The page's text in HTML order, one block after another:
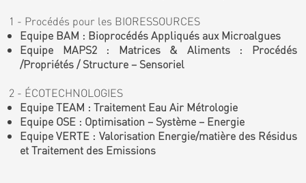
1 - Procédés pour les BIORESSOURCES
Equipe BAM : Bioprocédés Appliqués aux Microalgues
Equipe MAPS2 : Matrices & Aliments : Procédés
/Propriétés / Structure – Sensoriel
2 - ÉCOTECHNOLOGIES
Equipe TEAM : Traitement Eau Air Métrologie
Equipe OSE : Optimisation – Système – Energie
Equipe VERTE : Valorisation Energie/matière des Résidus
et Traitement des Emissions